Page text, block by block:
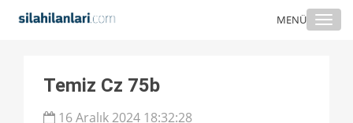
MENÜ
Temiz Cz 75b
16 Aralık 2024 18:32:28